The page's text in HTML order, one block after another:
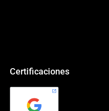
Certificaciones